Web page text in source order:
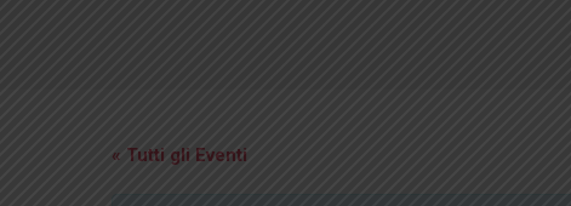
« Tutti gli Eventi